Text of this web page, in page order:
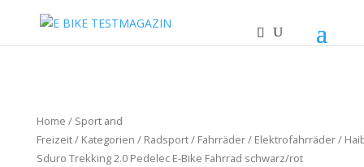
Home / Sport and
Freizeit/ Kategorien / Radsport/ Fahrräder/ Elektrofahrräder/
Sduro Trekking 2.0 Pedelec E-Bike Fahrrad schwarz/rot